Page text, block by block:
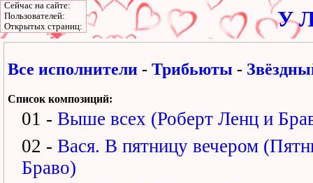
У
Все исполнители - Трибьюты -
Список композиций:
01 - Выше всех (Роберт Ленц и
02 - Вася. В пятницу вечером
Браво)
Сейчас на сайте:
Пользователей:
Открытых страниц: